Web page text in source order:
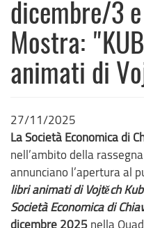
dicembre/3
Mostra:
animati di
27/11/2025
La Società Economica di
nell’ambito della rassegna
annunciano l’apertura al
libri animati di Vojtěch
Società Economica di
dicembre 2025 nella